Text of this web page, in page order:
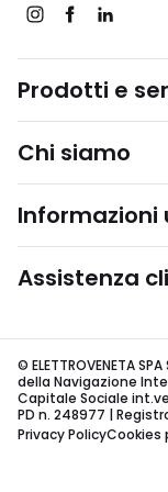
Prodotti e
Chi siamo
Informazioni
Assistenza
© ELETTROVENETA
della Navigazione
Capitale Sociale
PD n. 248977 |
Privacy PolicyCookies